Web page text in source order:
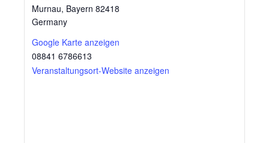
Murnau, Bayern 82418
Germany
Google Karte anzeigen
08841 6786613
Veranstaltungsort-Website anzeigen